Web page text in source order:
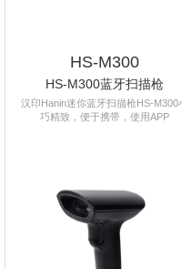
HS-M300
HS-M300蓝牙扫描枪
汉印Hanin迷你蓝牙扫描枪HS-M300
巧精致，便于携带，使用APP